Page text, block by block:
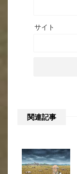
サイト
関連記事